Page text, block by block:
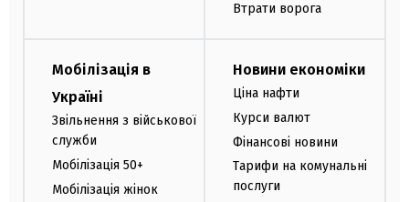
Втрати ворога
Мобілізація в
Україні
Звільнення з військової
служби
Мобілізація 50+
Мобілізація жінок
Новини економіки
Ціна нафти
Курси валют
Фінансові новини
Тарифи на комунальні
послуги